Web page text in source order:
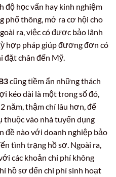
độ học vấn hay kinh nghiệm
phổ thông, mở ra cơ hội cho
ra, việc có được bảo lãnh
hợp pháp giúp đương đơn có
đặt chân đến Mỹ.
cũng tiềm ẩn những thách
kéo dài là một trong số đó,
năm, thậm chí lâu hơn, để
thuộc vào nhà tuyển dụng
đề nào với doanh nghiệp bảo
tình trạng hồ sơ. Ngoài ra,
các khoản chi phí không
hồ sơ đến chi phí sinh hoạt